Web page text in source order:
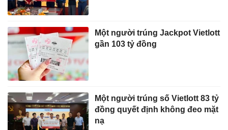
Một người trúng Jackpot Vietlott
gần 103 tỷ đồng
Một người trúng số Vietlott 83 tỷ
đồng quyết định không đeo mặt
nạ